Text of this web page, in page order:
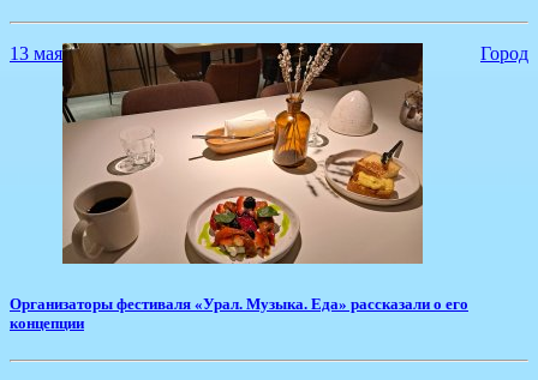
13 мая Город
​Организаторы фестиваля «Урал. Музыка. Еда» рассказали о его
концепции